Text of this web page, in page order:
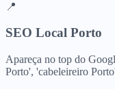
📍
SEO Local Porto
Apareça no top do
Porto', 'cabeleireiro